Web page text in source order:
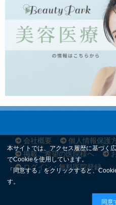
会社概要 個人情報保護
掲載ご希望の医院様へ
ログイン・無料医院登録
本サイトでは、アクセス履歴に基づく
でCookieを使用しています。
「同意する」をクリックすると、
す。
同意